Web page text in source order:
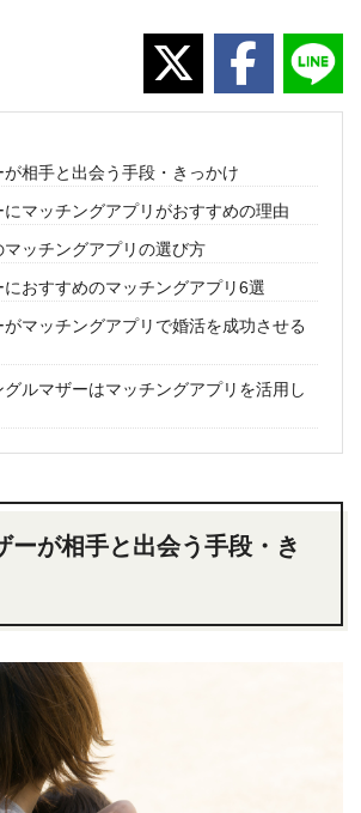
相手と出会う手段・きっかけ
マッチングアプリがおすすめの理由
ッチングアプリの選び方
おすすめのマッチングアプリ6選
マッチングアプリで婚活を成功させる
ルマザーはマッチングアプリを活用し
ーが相手と出会う手段・き